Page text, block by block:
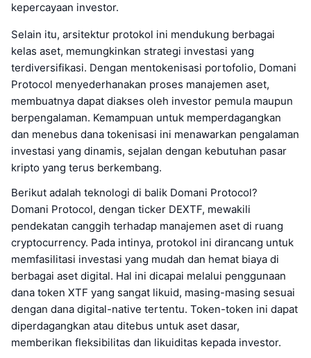
kepercayaan investor.
Selain itu, arsitektur protokol ini mendukung berbagai
kelas aset, memungkinkan strategi investasi yang
terdiversifikasi. Dengan mentokenisasi portofolio, Domani
Protocol menyederhanakan proses manajemen aset,
membuatnya dapat diakses oleh investor pemula maupun
berpengalaman. Kemampuan untuk memperdagangkan
dan menebus dana tokenisasi ini menawarkan pengalaman
investasi yang dinamis, sejalan dengan kebutuhan pasar
kripto yang terus berkembang.
Berikut adalah teknologi di balik Domani Protocol?
Domani Protocol, dengan ticker DEXTF, mewakili
pendekatan canggih terhadap manajemen aset di ruang
cryptocurrency. Pada intinya, protokol ini dirancang untuk
memfasilitasi investasi yang mudah dan hemat biaya di
berbagai aset digital. Hal ini dicapai melalui penggunaan
dana token XTF yang sangat likuid, masing-masing sesuai
dengan dana digital-native tertentu. Token-token ini dapat
diperdagangkan atau ditebus untuk aset dasar,
memberikan fleksibilitas dan likuiditas kepada investor.